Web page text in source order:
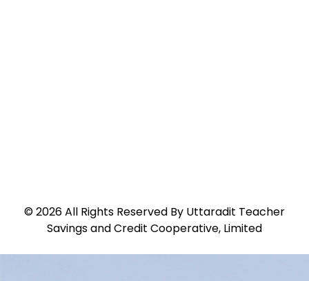
©2026All Rights Reserved By Uttaradit Teacher
Savings and Credit Cooperative, Limited